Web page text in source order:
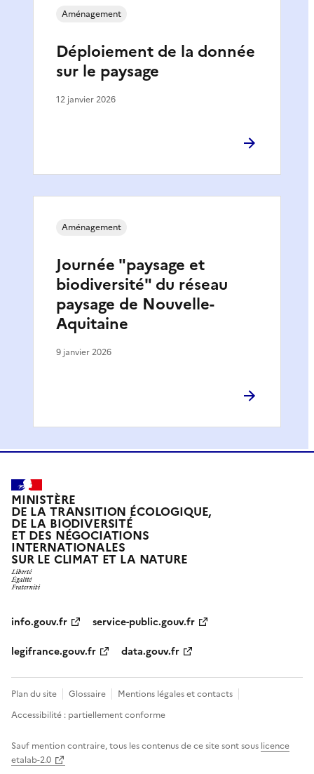
Déploiement de la donnée
sur le paysage
Aménagement
12 janvier 2026
Journée "paysage et
biodiversité" du réseau
paysage de Nouvelle-
Aquitaine
Aménagement
9 janvier 2026
MINISTÈRE
DE LA TRANSITION ÉCOLOGIQUE,
DE LA BIODIVERSITÉ
ET DES NÉGOCIATIONS
INTERNATIONALES
SUR LE CLIMAT ET LA NATURE
info.gouv.fr
service-public.gouv.fr
legifrance.gouv.fr
data.gouv.fr
Plan du site Glossaire
Mentions légales et contacts
Accessibilité : partiellement conforme
Sauf mention contraire, tous les contenus de ce site sont sous licence
etalab-2.0